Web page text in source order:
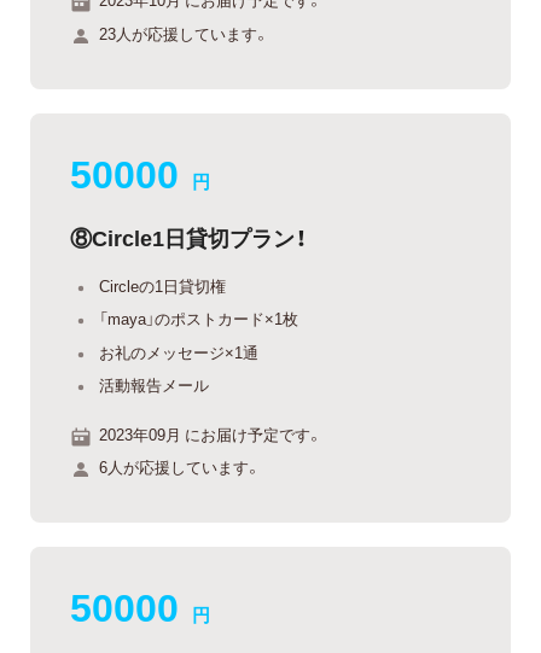
23人が応援しています。
50000 円
⑧Circle1日貸切プラン！
Circleの1日貸切権
「maya」のポストカード×1枚
お礼のメッセージ×1通
活動報告メール
2023年09月 にお届け予定です。
6人が応援しています。
50000 円